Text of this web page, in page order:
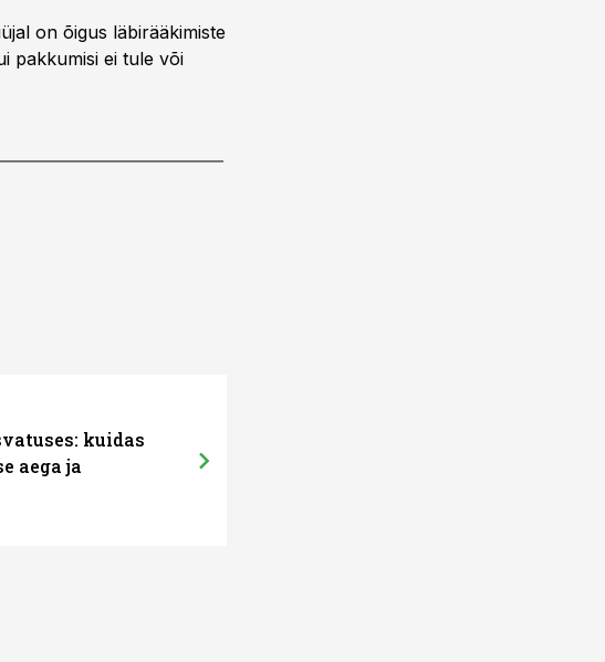
on õigus läbirääkimiste
pakkumisi ei tule või
kuidas
aega ja